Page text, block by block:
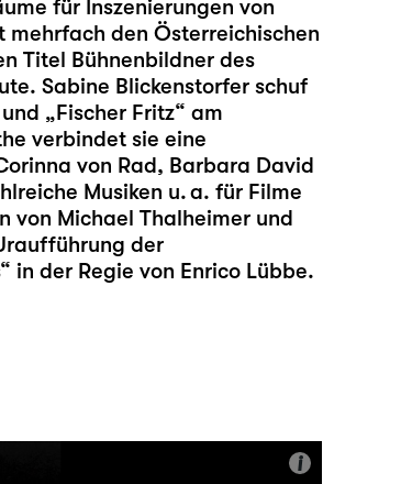
für Inszenierungen von
den Österreichischen
Titel Bühnenbildner des
Sabine Blickenstorfer schuf
„Fischer Fritz“ am
verbindet sie eine
von Rad, Barbara David
Musiken u. a. für Filme
von Michael Thalheimer und
der
in der Regie von Enrico Lübbe.
i